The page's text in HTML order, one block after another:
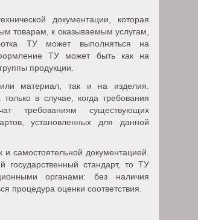
документации, которая
товарам, к оказываемым услугам,
ТУ может выполняться на
ТУ может быть как на
продукции.
материал, так и на изделия.
в случае, когда требования
требованиям существующих
установленных для данной
и самостоятельной документацией.
государственный стандарт, то ТУ
органами: без наличия
процедура оценки соответствия.